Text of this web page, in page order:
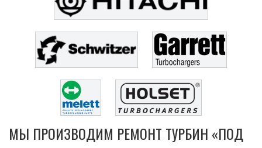
МЫ ПРОИЗВОДИМ РЕМОНТ ТУРБИН «ПОД